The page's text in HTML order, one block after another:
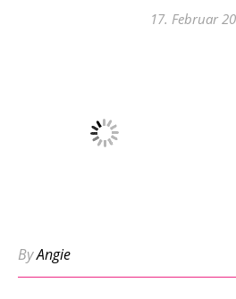
17. Februar
ByAngie